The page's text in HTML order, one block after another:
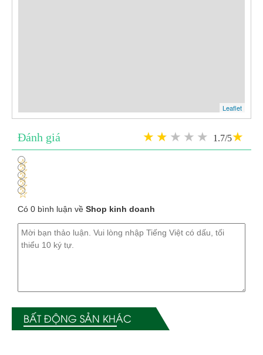
Leaflet
Đánh giá 1.7/5
1
2
3
4
5
Có 0 bình luận về Shop kinh doanh
BẤT ĐỘNG SẢN KHÁC